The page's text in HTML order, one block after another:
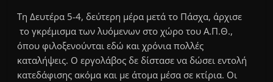
Τη Δευτέρα 5-4, δεύτερη μέρα μετά το Πάσχα, άρχισε
το γκρέμισμα των λυόμενων στο χώρο του Α.Π.Θ.,
όπου φιλοξενούνται εδώ και χρόνια πολλές
καταλήψεις. Ο εργολάβος δε δίστασε να δώσει εντολή
κατεδάφισης ακόμα και με άτομα μέσα σε κτίρια. Οι